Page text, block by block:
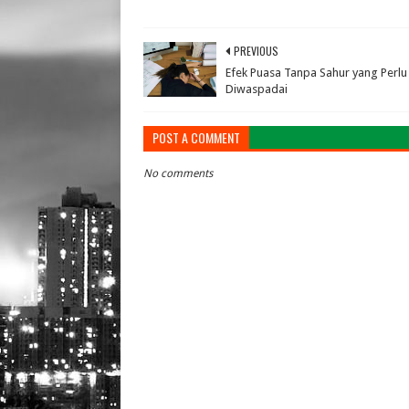
PREVIOUS
Efek Puasa Tanpa Sahur yang Perlu
Diwaspadai
POST A COMMENT
No comments